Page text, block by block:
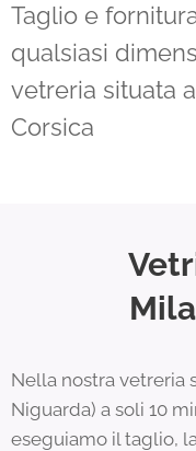
Taglio e
qualsiasi
vetreria situata
Corsica
Nella nostra vetreria
Niguarda) a soli 10
eseguiamo il taglio,